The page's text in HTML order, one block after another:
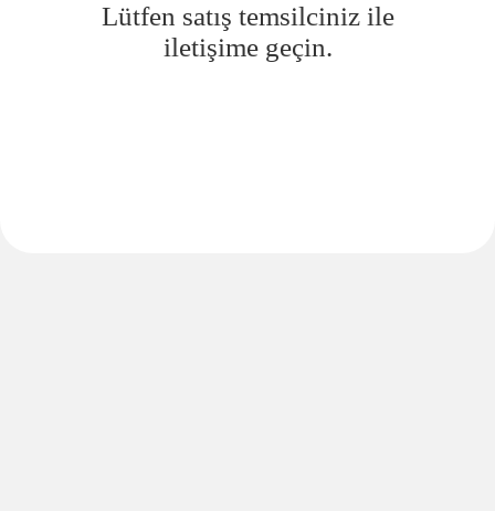
Lütfen satış temsilciniz ile
iletişime geçin.